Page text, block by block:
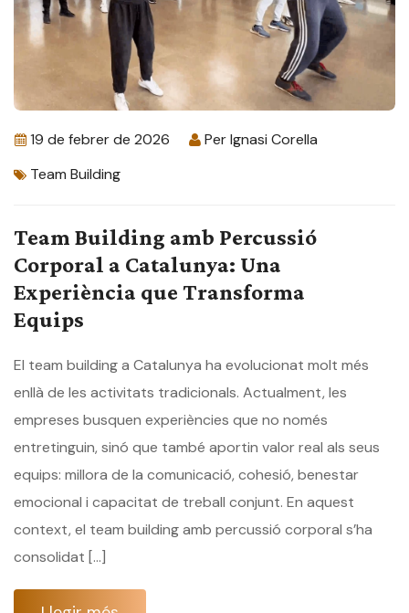
19 de febrer de 2026 PerIgnasi Corella
Team Building
Team Building amb Percussió
Corporal a Catalunya: Una
Experiència que Transforma
Equips
El team building a Catalunya ha evolucionat molt més
enllà de les activitats tradicionals. Actualment, les
empreses busquen experiències que no només
entretinguin, sinó que també aportin valor real als seus
equips: millora de la comunicació, cohesió, benestar
emocional i capacitat de treball conjunt. En aquest
context, el team building amb percussió corporal s’ha
consolidat […]